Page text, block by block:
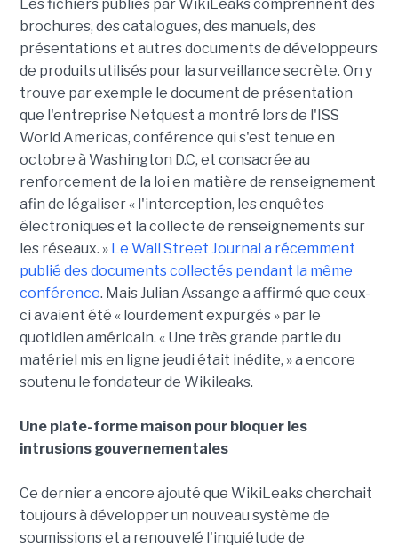
Les fichiers publiés par WikiLeaks comprennent des
brochures, des catalogues, des manuels, des
présentations et autres documents de développeurs
de produits utilisés pour la surveillance secrète. On y
trouve par exemple le document de présentation
que l'entreprise Netquest a montré lors de l'ISS
World Americas, conférence qui s'est tenue en
octobre à Washington D.C, et consacrée au
renforcement de la loi en matière de renseignement
afin de légaliser « l'interception, les enquêtes
électroniques et la collecte de renseignements sur
les réseaux. » Le Wall Street Journal a récemment
publié des documents collectés pendant la même
conférence. Mais Julian Assange a affirmé que ceux-
ci avaient été « lourdement expurgés » par le
quotidien américain. « Une très grande partie du
matériel mis en ligne jeudi était inédite, » a encore
soutenu le fondateur de Wikileaks.
Une plate-forme maison pour bloquer les
intrusions gouvernementales
Ce dernier a encore ajouté que WikiLeaks cherchait
toujours à développer un nouveau système de
soumissions et a renouvelé l'inquiétude de